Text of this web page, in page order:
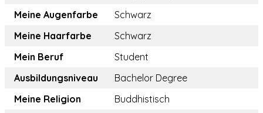
Meine Augenfarbe
Schwarz
Meine Haarfarbe
Schwarz
Mein Beruf
Student
Ausbildungsniveau
Bachelor Degree
Meine Religion
Buddhistisch